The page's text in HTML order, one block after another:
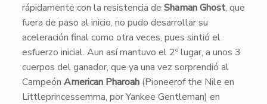
rápidamente con la resistencia de Shaman Ghost, que
fuera de paso al inicio, no pudo desarrollar su
aceleración final como otra veces, pues sintió el
esfuerzo inicial. Aun así mantuvo el 2º lugar, a unos 3
cuerpos del ganador, que ya una vez sorprendió al
Campeón American Pharoah(Pioneerof the Nile en
Littleprincessemma, por Yankee Gentleman) en